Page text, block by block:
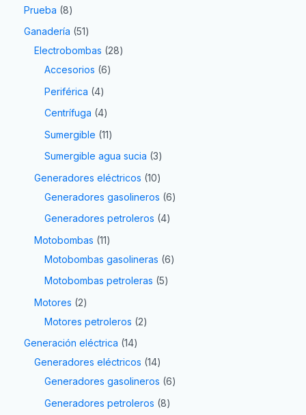
Prueba 8
Ganadería 51
Electrobombas
28
Accesorios 6
Periférica 4
Centrífuga 4
Sumergible 11
Sumergible agua sucia 3
Generadores eléctricos 10
Generadores gasolineros 6
Generadores petroleros 4
Motobombas 11
Motobombas gasolineras 6
Motobombas petroleras 5
Motores
2
Motores petroleros
2
Generación eléctrica 14
Generadores eléctricos 14
Generadores gasolineros 6
Generadores petroleros 8